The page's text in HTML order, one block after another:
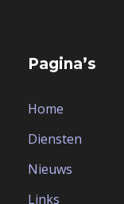
Pagina’s
Home
Diensten
Nieuws
Links